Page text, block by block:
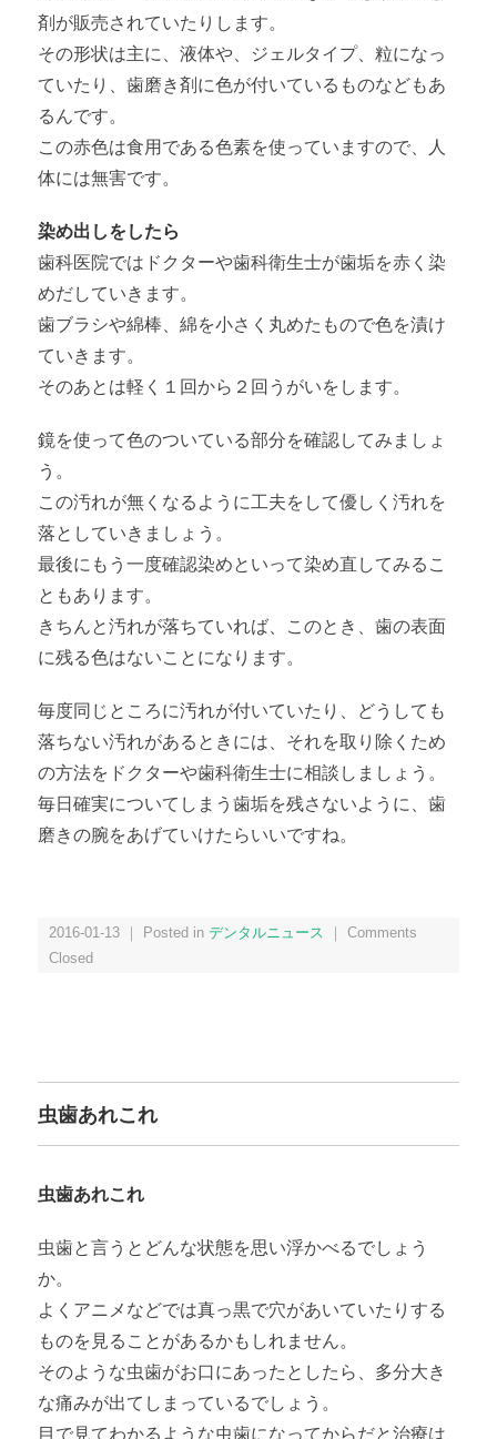
剤が販売されていたりします。
その形状は主に、液体や、ジェルタイプ、粒になっ
ていたり、歯磨き剤に色が付いているものなどもあ
るんです。
この赤色は食用である色素を使っていますので、人
体には無害です。
染め出しをしたら
歯科医院ではドクターや歯科衛生士が歯垢を赤く染
めだしていきます。
歯ブラシや綿棒、綿を小さく丸めたもので色を漬け
ていきます。
そのあとは軽く１回から２回うがいをします。
鏡を使って色のついている部分を確認してみましょ
う。
この汚れが無くなるように工夫をして優しく汚れを
落としていきましょう。
最後にもう一度確認染めといって染め直してみるこ
ともあります。
きちんと汚れが落ちていれば、このとき、歯の表面
に残る色はないことになります。
毎度同じところに汚れが付いていたり、どうしても
落ちない汚れがあるときには、それを取り除くため
の方法をドクターや歯科衛生士に相談しましょう。
毎日確実についてしまう歯垢を残さないように、歯
磨きの腕をあげていけたらいいですね。
2016-01-13 ｜ Posted in デンタルニュース
Comments
Closed
虫歯あれこれ
虫歯あれこれ
虫歯と言うとどんな状態を思い浮かべるでしょう
か。
よくアニメなどでは真っ黒で穴があいていたりする
ものを見ることがあるかもしれません。
そのような虫歯がお口にあったとしたら、多分大き
な痛みが出てしまっているでしょう。
目で見てわかるような虫歯になってからだと治療は